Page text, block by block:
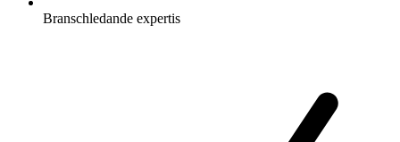
Branschledande expertis